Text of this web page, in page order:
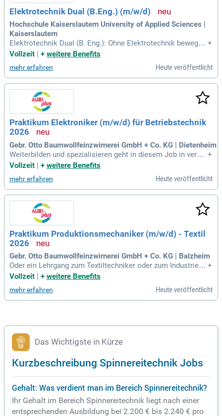
Elektrotechnik Dual (B.Eng.) (m/w/d)
Hochschule Kaiserslautern University of Applied Sciences |
Kaiserslautern
Elektrotechnik Dual (B. Eng.): Ohne Elektrotechnik bewegt s
ich nichts: Wenn du aktiv an der Gestaltung unserer technis
hnikstudium genau das Richtige für dich.
+
Vollzeit
+ weitere Benefits
mehr erfahren Heute veröffentlicht
Praktikum Elektroniker (m/w/d) für Betriebstechnik
2026
Gebr. Otto Baumwollfeinzwirnerei GmbH + Co. KG | Dietenheim
Weiterbilden und spezialisieren geht in diesem Job in versc
hiedenen Richtungen: Das Spektrum reicht von Elektronik u
zu elektrischer Mess-, Steuerungs- und Regelungstechnik.
+
Vollzeit | + weitere Benefits
mehr erfahren Heute veröffentlicht
Praktikum Produktionsmechaniker (m/w/d) - Textil
2026
Gebr. Otto Baumwollfeinzwirnerei GmbH + Co. KG | Balzheim
Oder ein Lehrgang zum Textiltechniker oder zum Industriem
eister Textilwirtschaft beispielsweise. KURZ UND KNACKIG:
+
Vollzeit | + weitere Benefits
mehr erfahren Heute veröffentlicht
Das Wichtigste in Kürze
Kurzbeschreibung Spinnereitechnik Jobs
Gehalt: Was verdient man im Bereich Spinnereitechnik?
Ihr Gehalt im Bereich Spinnereitechnik liegt nach einer
entsprechenden Ausbildung bei 2.200 € bis 2.240 € pro